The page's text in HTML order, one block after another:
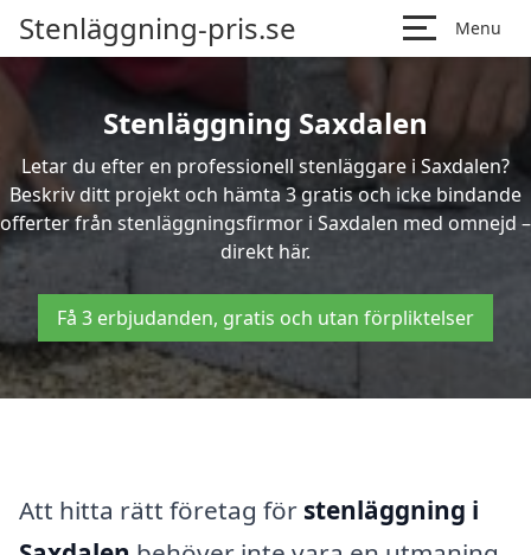
Stenläggning-pris.se Menu
Stenläggning Saxdalen
Letar du efter en professionell stenläggare i Saxdalen?
Beskriv ditt projekt och hämta 3 gratis och icke bindande
offerter från stenläggningsfirmor i Saxdalen med omnejd –
direkt här.
Få 3 erbjudanden, gratis och utan förpliktelser
Att hitta rätt företag för stenläggning i